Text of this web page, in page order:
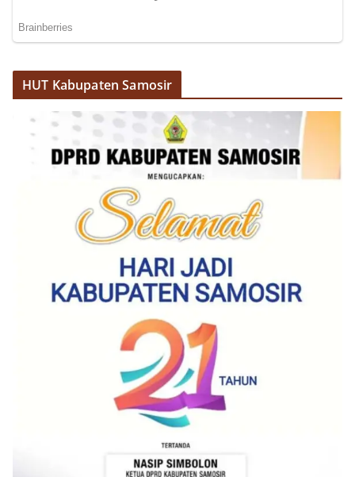
diwarnai dengan berbagai kegiatan dan
keramaian warga.‎‎Dengan adanya deteksi dini ini,
diantisipasi sejak awal sehingga situasi di
Kelurahan Sunggal tetap terjaga aman, tertib,
dan kondusif hingga puncak perayaan HUT
Kemerdekaan RI berlangsung.‎‎Wujud Kedekatan
Polri dengan Masyarakat‎Kegiatan sambang Door
to Door System ini merupakan salah satu bentuk
implementasi program Polri Presisi yang
mengedepankan kehadiran dan kedekatan
personel Kepolisian dengan masyarakat. Melalui
kegiatan semacam ini, Bhabinkamtibmas tidak
hanya berperan sebagai penyampai informasi
dan imbauan, tetapi juga sebagai mitra
masyarakat dalam menjaga keamanan lingkungan
secara bersama-sama.‎‎Kehadiran
Bhabinkamtibmas di tengah-tengah warga
hubungan kemitraan antara Polri dan
masyarakat, sekaligus membangun kesadaran
kolektif warga akan pentingnya menjaga
keamanan, ketertiban, dan kekompakan
lingkungan, khususnya dalam menyambut
momentum bersejarah HUT Kemerdekaan
Republik Indonesia.‎Kegiatan sambang ini
oleh Bhabinkamtibmas di wilayah Kelurahan
Sunggal sebagai bagian dari upaya menciptakan
HUT Kabupaten Samosir